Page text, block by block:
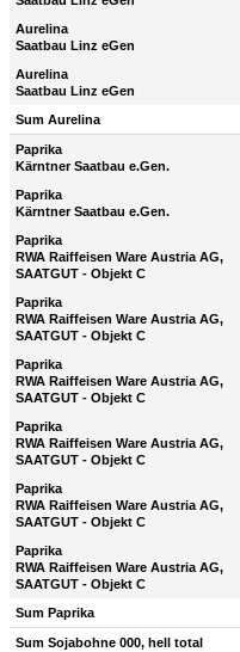
Aurelina
Saatbau Linz eGen
Aurelina
Saatbau Linz eGen
Sum Aurelina
Paprika
Kärntner Saatbau e.Gen.
Paprika
Kärntner Saatbau e.Gen.
Paprika
RWA Raiffeisen Ware Austria AG,
SAATGUT - Objekt C
Paprika
RWA Raiffeisen Ware Austria AG,
SAATGUT - Objekt C
Paprika
RWA Raiffeisen Ware Austria AG,
SAATGUT - Objekt C
Paprika
RWA Raiffeisen Ware Austria AG,
SAATGUT - Objekt C
Paprika
RWA Raiffeisen Ware Austria AG,
SAATGUT - Objekt C
Paprika
RWA Raiffeisen Ware Austria AG,
SAATGUT - Objekt C
Sum Paprika
Sum Sojabohne 000, hell total